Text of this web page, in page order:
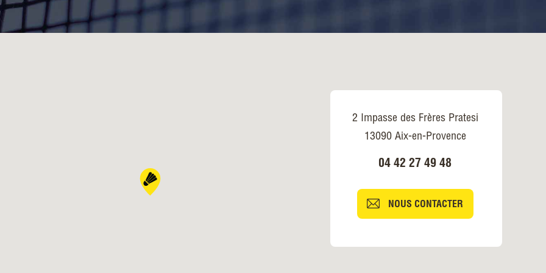
2 Impasse des Frères Pratesi
13090 Aix-en-Provence
04 42 27 49 48
NOUS CONTACTER